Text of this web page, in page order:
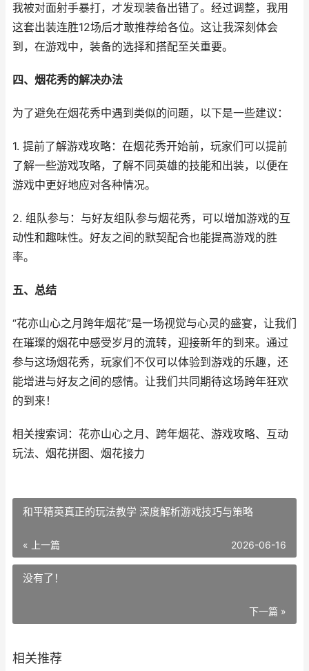
我被对面射手暴打，才发现装备出错了。经过调整，我用
这套出装连胜12场后才敢推荐给各位。这让我深刻体会
到，在游戏中，装备的选择和搭配至关重要。
四、烟花秀的解决办法
为了避免在烟花秀中遇到类似的问题，以下是一些建议：
1. 提前了解游戏攻略：在烟花秀开始前，玩家们可以提前
了解一些游戏攻略，了解不同英雄的技能和出装，以便在
游戏中更好地应对各种情况。
2. 组队参与：与好友组队参与烟花秀，可以增加游戏的互
动性和趣味性。好友之间的默契配合也能提高游戏的胜
率。
五、总结
“花亦山心之月跨年烟花”是一场视觉与心灵的盛宴，让我们
在璀璨的烟花中感受岁月的流转，迎接新年的到来。通过
参与这场烟花秀，玩家们不仅可以体验到游戏的乐趣，还
能增进与好友之间的感情。让我们共同期待这场跨年狂欢
的到来！
相关搜索词：花亦山心之月、跨年烟花、游戏攻略、互动
玩法、烟花拼图、烟花接力
和平精英真正的玩法教学 深度解析游戏技巧与策略
« 上一篇 2026-06-16
没有了！
下一篇 »
相关推荐